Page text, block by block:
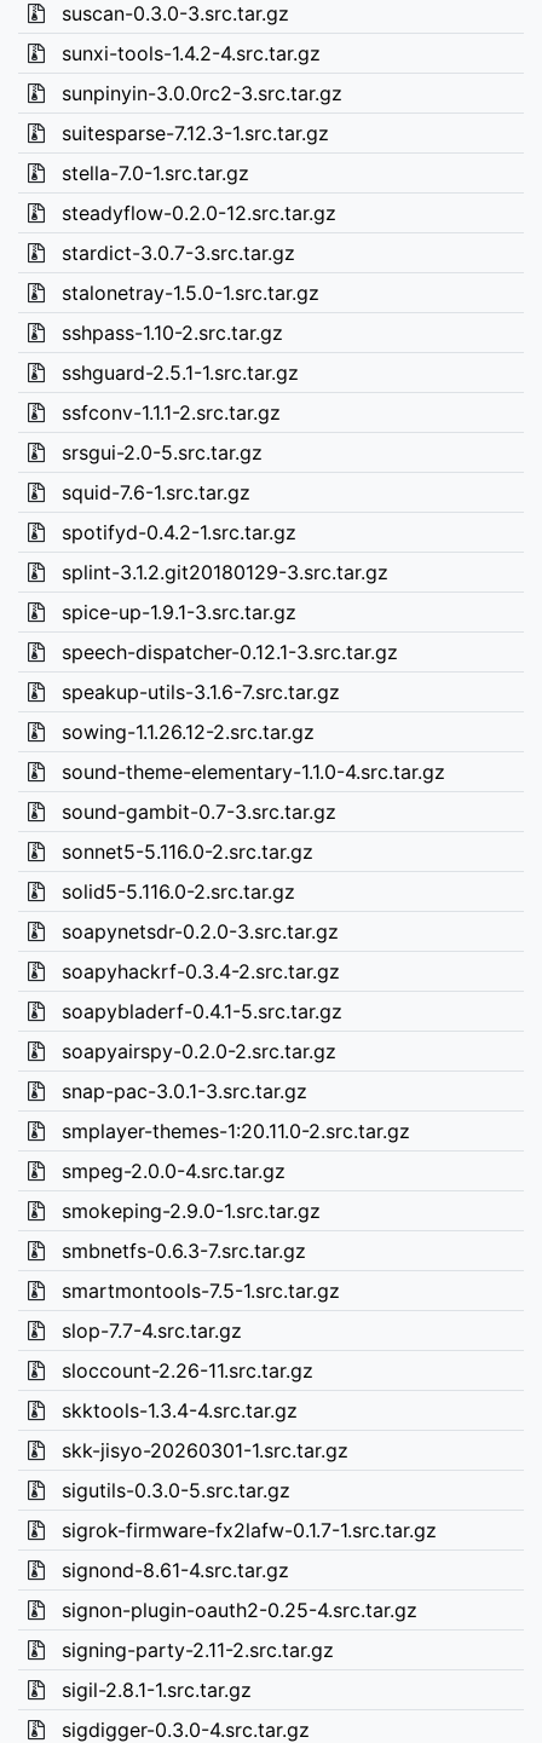
suscan-0.3.0-3.src.tar.gz
sunxi-tools-1.4.2-4.src.tar.gz
sunpinyin-3.0.0rc2-3.src.tar.gz
suitesparse-7.12.3-1.src.tar.gz
stella-7.0-1.src.tar.gz
steadyflow-0.2.0-12.src.tar.gz
stardict-3.0.7-3.src.tar.gz
stalonetray-1.5.0-1.src.tar.gz
sshpass-1.10-2.src.tar.gz
sshguard-2.5.1-1.src.tar.gz
ssfconv-1.1.1-2.src.tar.gz
srsgui-2.0-5.src.tar.gz
squid-7.6-1.src.tar.gz
spotifyd-0.4.2-1.src.tar.gz
splint-3.1.2.git20180129-3.src.tar.gz
spice-up-1.9.1-3.src.tar.gz
speech-dispatcher-0.12.1-3.src.tar.gz
speakup-utils-3.1.6-7.src.tar.gz
sowing-1.1.26.12-2.src.tar.gz
sound-theme-elementary-1.1.0-4.src.tar.gz
sound-gambit-0.7-3.src.tar.gz
sonnet5-5.116.0-2.src.tar.gz
solid5-5.116.0-2.src.tar.gz
soapynetsdr-0.2.0-3.src.tar.gz
soapyhackrf-0.3.4-2.src.tar.gz
soapybladerf-0.4.1-5.src.tar.gz
soapyairspy-0.2.0-2.src.tar.gz
snap-pac-3.0.1-3.src.tar.gz
smplayer-themes-1:20.11.0-2.src.tar.gz
smpeg-2.0.0-4.src.tar.gz
smokeping-2.9.0-1.src.tar.gz
smbnetfs-0.6.3-7.src.tar.gz
smartmontools-7.5-1.src.tar.gz
slop-7.7-4.src.tar.gz
sloccount-2.26-11.src.tar.gz
skktools-1.3.4-4.src.tar.gz
skk-jisyo-20260301-1.src.tar.gz
sigutils-0.3.0-5.src.tar.gz
sigrok-firmware-fx2lafw-0.1.7-1.src.tar.gz
signond-8.61-4.src.tar.gz
signon-plugin-oauth2-0.25-4.src.tar.gz
signing-party-2.11-2.src.tar.gz
sigil-2.8.1-1.src.tar.gz
sigdigger-0.3.0-4.src.tar.gz